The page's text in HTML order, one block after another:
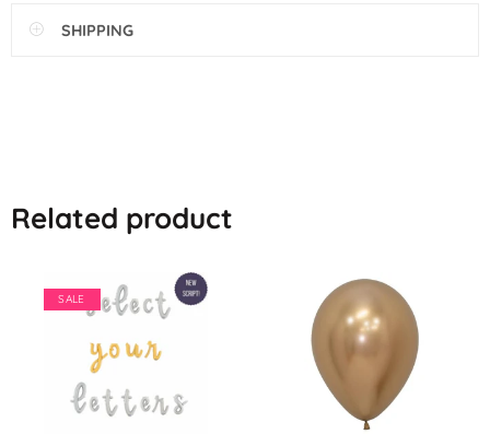
SHIPPING
Related product
SALE